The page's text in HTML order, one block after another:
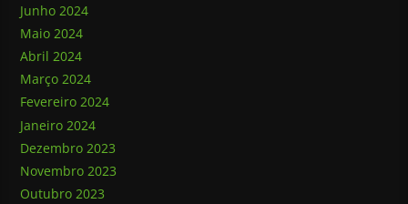
Junho 2024
Maio 2024
Abril 2024
Março 2024
Fevereiro 2024
Janeiro 2024
Dezembro 2023
Novembro 2023
Outubro 2023